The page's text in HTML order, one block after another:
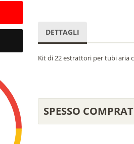
DETTAGLI
Kit di 22 estrattori per tubi aria
SPESSO